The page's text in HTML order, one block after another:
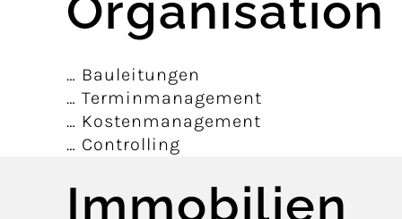
… Bauleitungen
… Terminmanagement
… Kostenmanagement
… Controlling
Immobilien